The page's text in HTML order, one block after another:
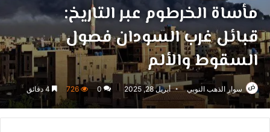
مأساة الخرطوم عبر التاريخ:
قبائل غرب السودان فصول
السقوط والألم
سوار الذهب النوبي أبريل 28, 2025 0
726